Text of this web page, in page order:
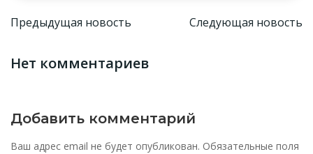
Навигация
по
Предыдущая новость Следующая новость
Нет комментариев
Добавить комментарий
Ваш адрес email не будет опубликован. Обязательные поля